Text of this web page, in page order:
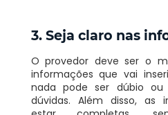
3. Seja claro nas
O provedor deve ser o
informações que vai
nada pode ser dúbio ou
dúvidas. Além disso, as